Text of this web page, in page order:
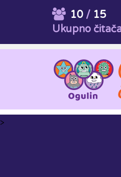
10/ 15
Ukupno
>